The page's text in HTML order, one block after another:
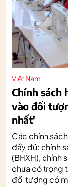
Việt Nam
Chính sách
vào đối
nhất'
Các chính
đầy đủ: chính
(BHXH), chính
chưa có trọng
đối tượng có